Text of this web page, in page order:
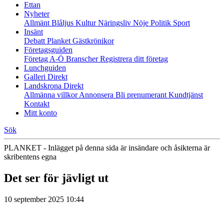
Ettan
Nyheter
Allmänt Blåljus KulturNäringsliv Nöje Politik Sport
Insänt
Debatt Planket Gästkrönikor
Företagsguiden
Företag A-Ö BranscherRegistrera ditt företag
Lunchguiden
Galleri Direkt
Landskrona Direkt
Allmänna villkorAnnonsera Bli prenumerant Kundtjänst
Kontakt
Mitt konto
Sök
PLANKET - Inlägget på denna sida är insändare och åsikterna är
skribentens egna
Det ser för jävligt ut
10 september 2025 10:44